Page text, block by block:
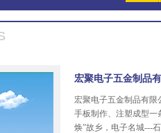
宏聚电子五金制品
宏聚电子五金制品有限
手板制作、注塑成型一
焕”故乡，电子名城---